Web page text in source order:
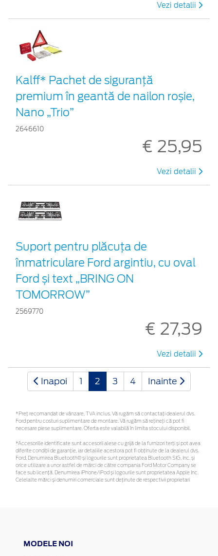
Vezi detalii
Kalff* Pachet de siguranţă
premium în geantă de nailon roșie,
Nano „Trio”
2646610
€ 25,95
Vezi detalii
Suport pentru plăcuța de
înmatriculare Ford argintiu, cu oval
Ford și text „BRING ON
TOMORROW”
2569770
€ 27,39
Vezi detalii
Inapoi 1 2 3 4 Inainte
*Preţ recomandat de vânzare, TVA inclus. Vă rugăm să contactaţi dealerul dvs.
Ford pentru costuri suplimentare de montare. Vă rugăm să rețineți că pot fi
necesare piese suplimentare. Oferta este valabilă în limita stocului disponibil.
*Accesoriile identificate sunt accesorii alese cu grijă de la furnizori terți și pot avea
diferite condiții de garanție, iar detaliile acestora pot fi obținute de la dealerul dvs.
Ford. Denumirea Bluetooth® și logourile sunt proprietatea Bluetooth SIG, Inc. și
orice utilizare a unor astfel de mărci de către compania Ford Motor Company se
face sub licență. Denumirea iPhone/iPod și logourile sunt proprietatea Apple Inc.
Celelalte mărci și denumiri comerciale sunt deținute de respectivii proprietari
MODELE NOI